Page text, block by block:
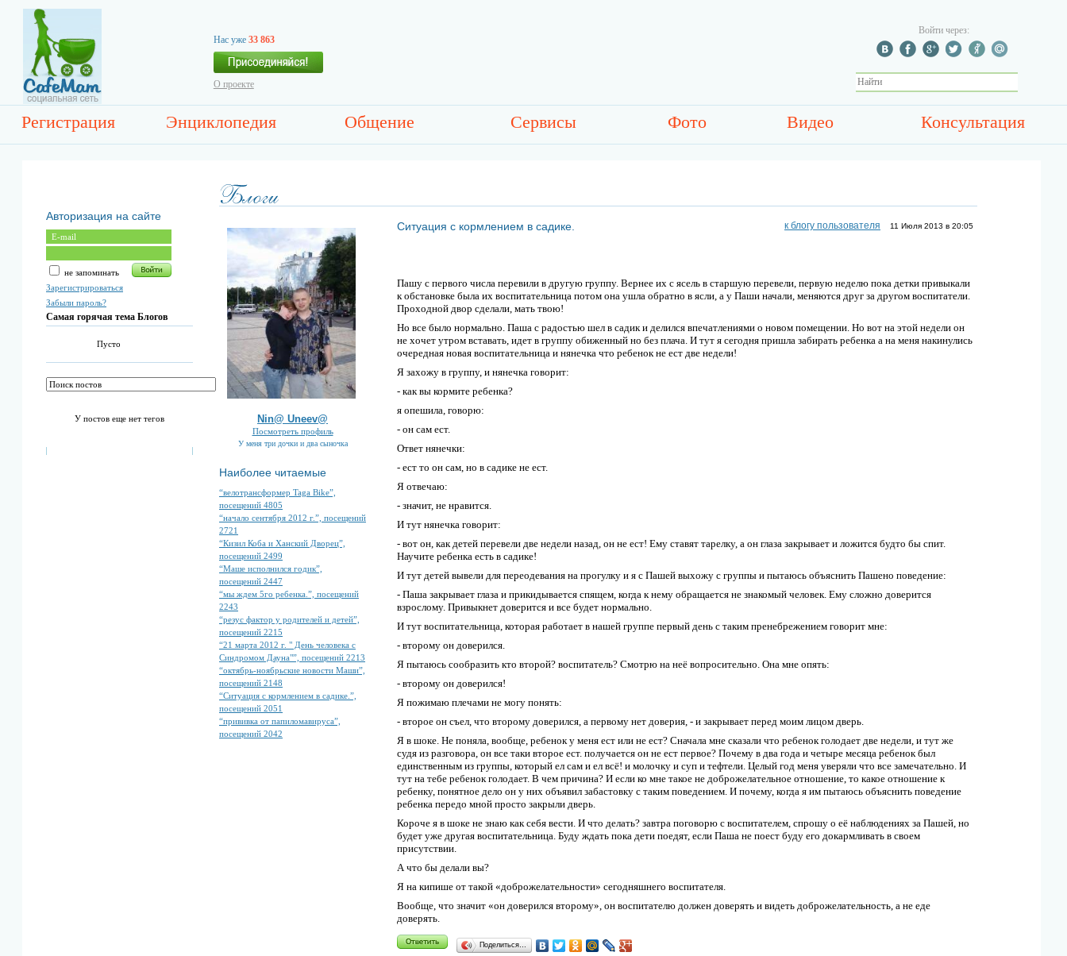
Нас уже 33 863
О проекте
Войти через:
Регистрация Энциклопедия Общение Сервисы Фото Видео Консультация
Авторизация на сайте
не запоминать
Зарегистрироваться
Забыли пароль?
Самая горячая тема Блогов
Пусто
У постов еще нет тегов Nin@ Uneev@
Посмотреть профиль
У меня три дочки и два сыночка
Наиболее читаемые
“велотрансформер Taga Bike”,
посещений 4805
“начало сентября 2012 г.”, посещений
2721
“Кизил Коба и Ханский Дворец”,
посещений 2499
“Маше исполнился годик”,
посещений 2447
“мы ждем 5го ребенка.”, посещений
2243
“резус фактор у родителей и детей”,
посещений 2215
“21 марта 2012 г. " День человека с
Синдромом Дауна"”, посещений 2213
“октябрь-ноябрьские новости Маши”,
посещений 2148
“Ситуация с кормлением в садике.”,
посещений 2051
“прививка от папиломавируса”,
посещений 2042
Ситуация с кормлением в садике. к блогу пользователя 11 Июля 2013 в 20:05
Пашу с первого числа перевили в другую группу. Вернее их с ясель в старшую перевели, первую неделю пока детки привыкали
к обстановке была их воспитательница потом она ушла обратно в ясли, а у Паши начали, меняются друг за другом воспитатели.
Проходной двор сделали, мать твою!
Но все было нормально. Паша с радостью шел в садик и делился впечатлениями о новом помещении. Но вот на этой недели он
не хочет утром вставать, идет в группу обиженный но без плача. И тут я сегодня пришла забирать ребенка а на меня накинулись
очередная новая воспитательница и нянечка что ребенок не ест две недели!
Я захожу в группу, и нянечка говорит:
- как вы кормите ребенка?
я опешила, говорю:
- он сам ест.
Ответ нянечки:
- ест то он сам, но в садике не ест.
Я отвечаю:
- значит, не нравится.
И тут нянечка говорит:
- вот он, как детей перевели две недели назад, он не ест! Ему ставят тарелку, а он глаза закрывает и ложится будто бы спит.
Научите ребенка есть в садике!
И тут детей вывели для переодевания на прогулку и я с Пашей выхожу с группы и пытаюсь объяснить Пашено поведение:
- Паша закрывает глаза и прикидывается спящем, когда к нему обращается не знакомый человек. Ему сложно доверится
взрослому. Привыкнет доверится и все будет нормально.
И тут воспитательница, которая работает в нашей группе первый день с таким пренебрежением говорит мне:
- второму он доверился.
Я пытаюсь сообразить кто второй? воспитатель? Смотрю на неё вопросительно. Она мне опять:
- второму он доверился!
Я пожимаю плечами не могу понять:
- второе он съел, что второму доверился, а первому нет доверия, - и закрывает перед моим лицом дверь.
Я в шоке. Не поняла, вообще, ребенок у меня ест или не ест? Сначала мне сказали что ребенок голодает две недели, и тут же
судя из разговора, он все таки второе ест. получается он не ест первое? Почему в два года и четыре месяца ребенок был
единственным из группы, который ел сам и ел всё! и молочку и суп и тефтели. Целый год меня уверяли что все замечательно. И
тут на тебе ребенок голодает. В чем причина? И если ко мне такое не доброжелательное отношение, то какое отношение к
ребенку, понятное дело он у них объявил забастовку с таким поведением. И почему, когда я им пытаюсь объяснить поведение
ребенка передо мной просто закрыли дверь.
Короче я в шоке не знаю как себя вести. И что делать? завтра поговорю с воспитателем, спрошу о её наблюдениях за Пашей, но
будет уже другая воспитательница. Буду ждать пока дети поедят, если Паша не поест буду его докармливать в своем
присутствии.
А что бы делали вы?
Я на кипише от такой «доброжелательности» сегодняшнего воспитателя.
Вообще, что значит «он доверился второму», он воспитателю должен доверять и видеть доброжелательность, а не еде
доверять.
Поделиться…